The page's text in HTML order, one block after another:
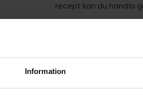
Information
recept kan du handla